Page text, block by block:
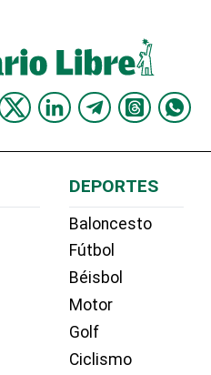
DEPORTES
Baloncesto
Fútbol
Béisbol
Motor
Golf
Ciclismo